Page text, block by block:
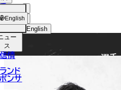
English
ョッ
プ
ュー
ス
情
ンド
ンサ
English
選手